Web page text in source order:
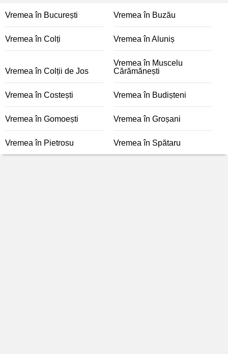
Vremea în București Vremea în Buzău
Vremea în Colți Vremea în Aluniș
Vremea în Colții de Jos
Vremea în Muscelu
Cărămănești
Vremea în Costești Vremea în Budișteni
Vremea în Gomoești Vremea în Groșani
Vremea în Pietrosu Vremea în Spătaru